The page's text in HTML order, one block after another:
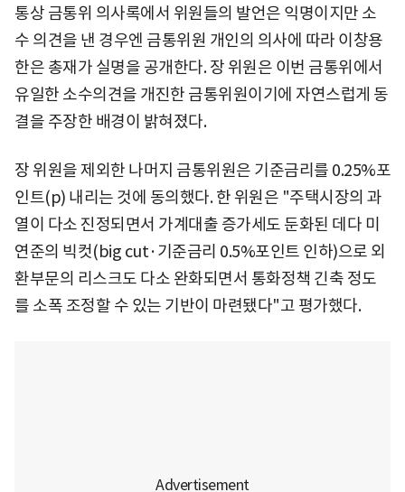
통상 금통위 의사록에서 위원들의 발언은 익명이지만 소
수 의견을 낸 경우엔 금통위원 개인의 의사에 따라 이창용
한은 총재가 실명을 공개한다. 장 위원은 이번 금통위에서
유일한 소수의견을 개진한 금통위원이기에 자연스럽게 동
결을 주장한 배경이 밝혀졌다.
장 위원을 제외한 나머지 금통위원은 기준금리를 0.25%포
인트(p) 내리는 것에 동의했다. 한 위원은 "주택시장의 과
열이 다소 진정되면서 가계대출 증가세도 둔화된 데다 미
연준의 빅컷(big cut·기준금리 0.5%포인트 인하)으로 외
환부문의 리스크도 다소 완화되면서 통화정책 긴축 정도
를 소폭 조정할 수 있는 기반이 마련됐다"고 평가했다.